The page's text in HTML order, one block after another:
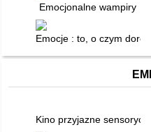
Emocjonalne wampiry
Emocje : to, o czym
Kino przyjazne